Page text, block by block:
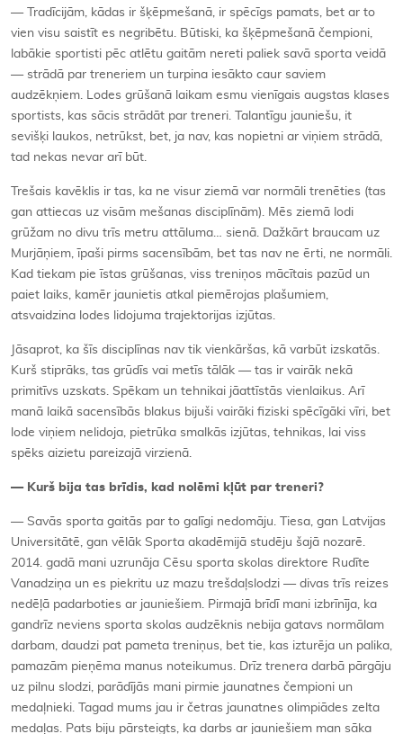
— Tradīcijām, kādas ir šķēpmešanā, ir spēcīgs pamats, bet ar to
vien visu saistīt es negribētu. Būtiski, ka šķēpmešanā čempioni,
labākie sportisti pēc atlētu gaitām nereti paliek savā sporta veidā
— strādā par treneriem un turpina iesākto caur saviem
audzēkņiem. Lodes grūšanā laikam esmu vienīgais augstas klases
sportists, kas sācis strādāt par treneri. Talantīgu jauniešu, it
sevišķi laukos, netrūkst, bet, ja nav, kas nopietni ar viņiem strādā,
tad nekas nevar arī būt.
Trešais kavēklis ir tas, ka ne visur ziemā var normāli trenēties (tas
gan attiecas uz visām mešanas disciplīnām). Mēs ziemā lodi
grūžam no divu trīs metru attāluma… sienā. Dažkārt braucam uz
Murjāņiem, īpaši pirms sacensībām, bet tas nav ne ērti, ne normāli.
Kad tiekam pie īstas grūšanas, viss treniņos mācītais pazūd un
paiet laiks, kamēr jaunietis atkal piemērojas plašumiem,
atsvaidzina lodes lidojuma trajektorijas izjūtas.
Jāsaprot, ka šīs disciplīnas nav tik vienkāršas, kā varbūt izskatās.
Kurš stiprāks, tas grūdīs vai metīs tālāk — tas ir vairāk nekā
primitīvs uzskats. Spēkam un tehnikai jāattīstās vienlaikus. Arī
manā laikā sacensībās blakus bijuši vairāki fiziski spēcīgāki vīri, bet
lode viņiem nelidoja, pietrūka smalkās izjūtas, tehnikas, lai viss
spēks aizietu pareizajā virzienā.
— Kurš bija tas brīdis, kad nolēmi kļūt par treneri?
— Savās sporta gaitās par to galīgi nedomāju. Tiesa, gan Latvijas
Universitātē, gan vēlāk Sporta akadēmijā studēju šajā nozarē.
2014. gadā mani uzrunāja Cēsu sporta skolas direktore Rudīte
Vanadziņa un es piekritu uz mazu trešdaļslodzi — divas trīs reizes
nedēļā padarboties ar jauniešiem. Pirmajā brīdī mani izbrīnīja, ka
gandrīz neviens sporta skolas audzēknis nebija gatavs normālam
darbam, daudzi pat pameta treniņus, bet tie, kas izturēja un palika,
pamazām pieņēma manus noteikumus. Drīz trenera darbā pārgāju
uz pilnu slodzi, parādījās mani pirmie jaunatnes čempioni un
medaļnieki. Tagad mums jau ir četras jaunatnes olimpiādes zelta
medaļas. Pats biju pārsteigts, ka darbs ar jauniešiem man sāka